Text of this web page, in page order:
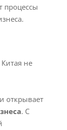
процессы
не
открывает
. С